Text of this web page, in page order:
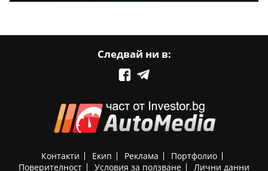
Следвай ни в:
Контакти Екип Реклама
Портфолио
Поверителност
Условия за ползване Лични данни